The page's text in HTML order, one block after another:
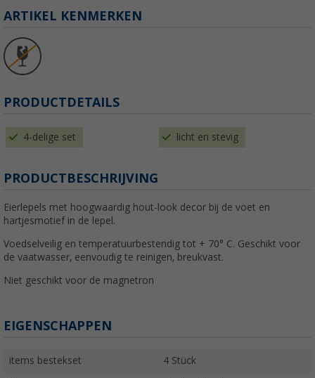
ARTIKEL KENMERKEN
PRODUCTDETAILS
4-delige set licht en stevig
PRODUCTBESCHRIJVING
Eierlepels met hoogwaardig hout-look decor bij de voet en
hartjesmotief in de lepel.
Voedselveilig en temperatuurbestendig tot + 70° C. Geschikt voor
de vaatwasser, eenvoudig te reinigen, breukvast.
Niet geschikt voor de magnetron
EIGENSCHAPPEN
items bestekset 4 Stück